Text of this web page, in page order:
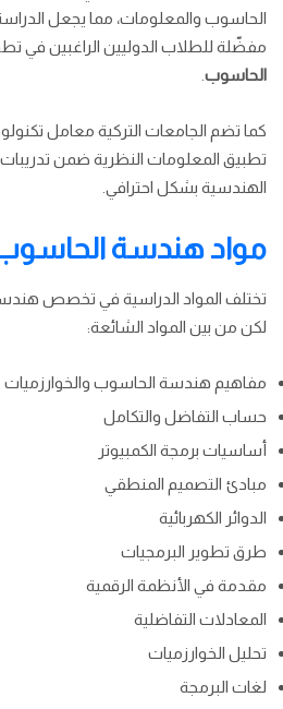
الحاسوب والمعلومات، مما يجعل الدراسة
مفضّلة للطلاب الدوليين الراغبين في
الحاسوب
كما تضم الجامعات التركية معامل
تطبيق المعلومات النظرية ضمن تدريبات
الهندسية بشكل احترافي.
مواد هندسة الحاسوب
تختلف المواد الدراسية في تخصص
لكن من بين المواد الشائعة:
مفاهيم هندسة الحاسوب والخوارزميات
حساب التفاضل والتكامل
أساسيات برمجة الكمبيوتر
مبادئ التصميم المنطقي
الدوائر الكهربائية
طرق تطوير البرمجيات
مقدمة في الأنظمة الرقمية
المعادلات التفاضلية
تحليل الخوارزميات
لغات البرمجة